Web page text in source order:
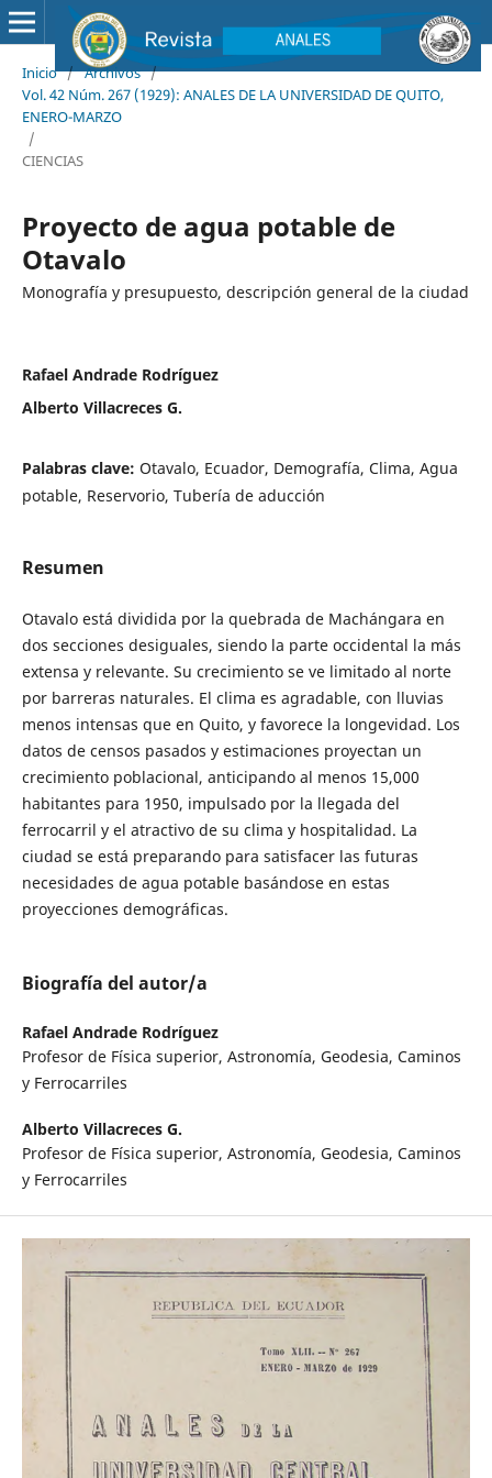
Inicio / Archivos /
Vol. 42 Núm. 267 (1929): ANALES DE LA UNIVERSIDAD DE QUITO,
ENERO-MARZO
/
CIENCIAS
Proyecto de agua potable de
Otavalo
Monografía y presupuesto, descripción general de la ciudad
Rafael Andrade Rodríguez
Alberto Villacreces G.
Palabras clave: Otavalo, Ecuador, Demografía, Clima, Agua
potable, Reservorio, Tubería de aducción
Resumen
Otavalo está dividida por la quebrada de Machángara en
dos secciones desiguales, siendo la parte occidental la más
extensa y relevante. Su crecimiento se ve limitado al norte
por barreras naturales. El clima es agradable, con lluvias
menos intensas que en Quito, y favorece la longevidad. Los
datos de censos pasados y estimaciones proyectan un
crecimiento poblacional, anticipando al menos 15,000
habitantes para 1950, impulsado por la llegada del
ferrocarril y el atractivo de su clima y hospitalidad. La
ciudad se está preparando para satisfacer las futuras
necesidades de agua potable basándose en estas
proyecciones demográficas.
Biografía del autor/a
Rafael Andrade Rodríguez
Profesor de Física superior, Astronomía, Geodesia, Caminos
y Ferrocarriles
Alberto Villacreces G.
Profesor de Física superior, Astronomía, Geodesia, Caminos
y Ferrocarriles